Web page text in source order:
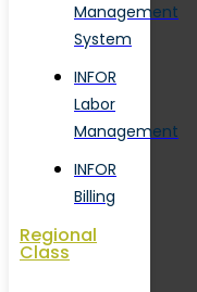
Management
System
INFOR
Labor
Management
INFOR
Billing
Regional
Class